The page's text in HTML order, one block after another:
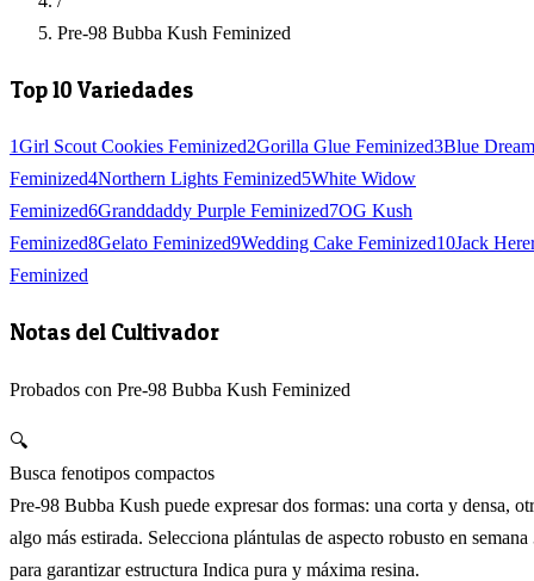
Pre-98 Bubba Kush Feminized
Top 10 Variedades
1Girl Scout Cookies Feminized2Gorilla Glue Feminized3Blue Dream
Feminized4Northern Lights Feminized5White Widow
Feminized6Granddaddy Purple Feminized7OG Kush
Feminized8Gelato Feminized9Wedding Cake Feminized10Jack
Feminized
Notas del Cultivador
Probados con Pre-98 Bubba Kush Feminized
🔍
Busca fenotipos compactos
Pre-98 Bubba Kush puede expresar dos formas: una corta y densa,
algo más estirada. Selecciona plántulas de aspecto robusto en semana
para garantizar estructura Indica pura y máxima resina.